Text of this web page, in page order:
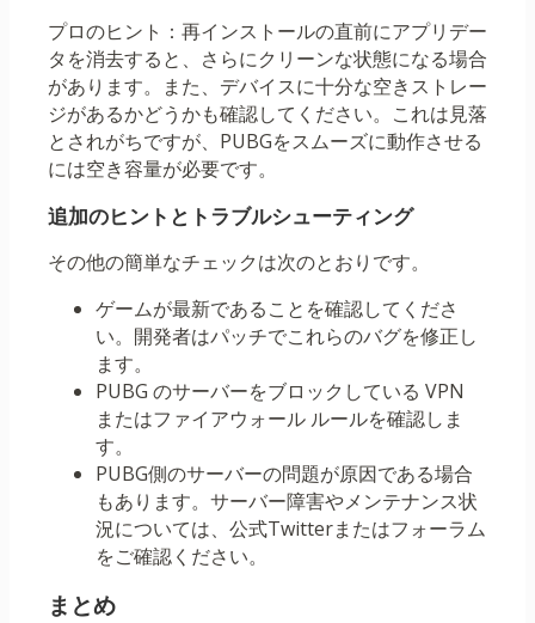
プロのヒント：再インストールの直前にアプリデー
タを消去すると、さらにクリーンな状態になる場合
があります。また、デバイスに十分な空きストレー
ジがあるかどうかも確認してください。これは見落
とされがちですが、PUBGをスムーズに動作させる
には空き容量が必要です。
追加のヒントとトラブルシューティング
その他の簡単なチェックは次のとおりです。
ゲームが最新であることを確認してくださ
い。開発者はパッチでこれらのバグを修正し
ます。
PUBG のサーバーをブロックしている VPN
またはファイアウォール ルールを確認しま
す。
PUBG側のサーバーの問題が原因である場合
もあります。サーバー障害やメンテナンス状
況については、公式Twitterまたはフォーラム
をご確認ください。
まとめ